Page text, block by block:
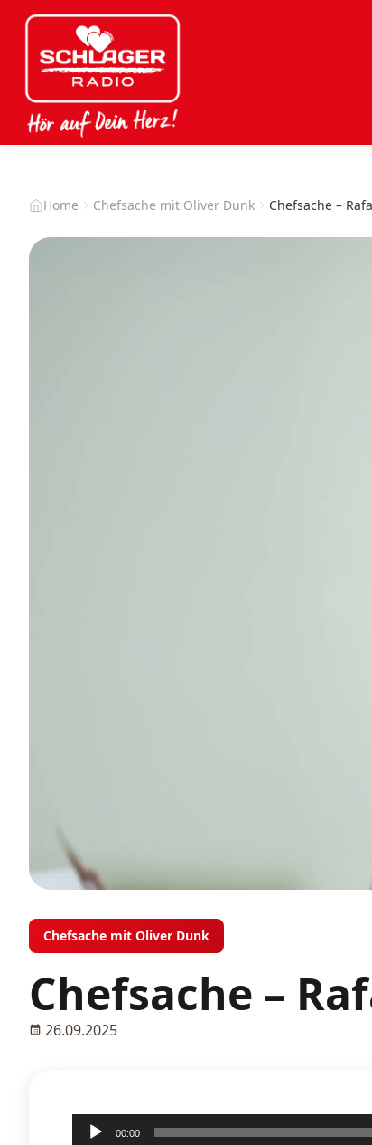
Home Chefsache mit Oliver Dunk Chefsache –
Chefsache mit Oliver Dunk
Chefsache –
26.09.2025
Audio-00:00